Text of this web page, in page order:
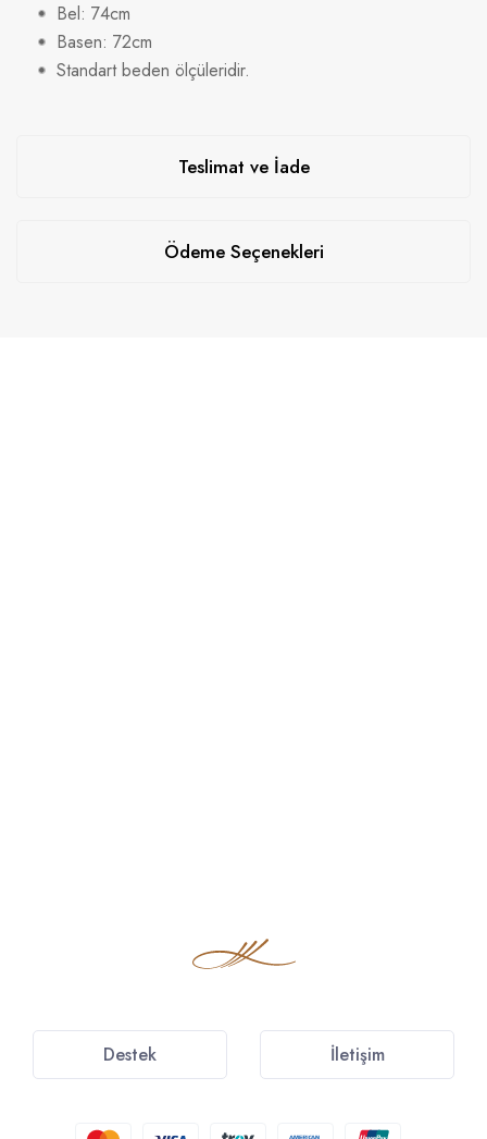
Bel: 74cm
Basen: 72cm
Standart beden ölçüleridir.
Teslimat ve İade
Ödeme Seçenekleri
Destek İletişim